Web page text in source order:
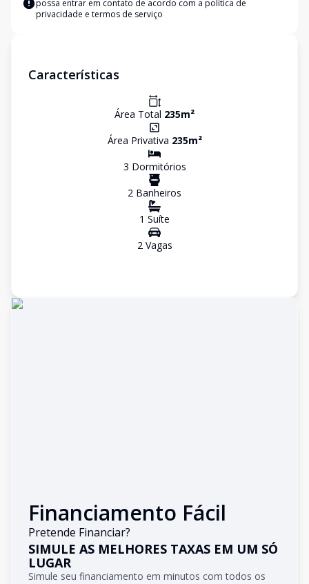
possa entrar em contato de acordo com a política de
privacidade e termos de serviço
Características
Área Total 235m²
Área Privativa 235m²
3 Dormitórios
2 Banheiros
1 Suíte
2Vagas
Financiamento Fácil
Pretende Financiar?
SIMULE AS MELHORES TAXAS EM UM SÓ
LUGAR
Simule seu financiamento em minutos com todos os